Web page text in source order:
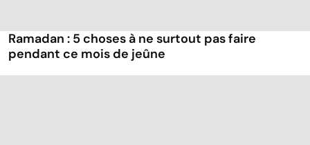
Ramadan : 5 choses à ne surtout pas faire
pendant ce mois de jeûne